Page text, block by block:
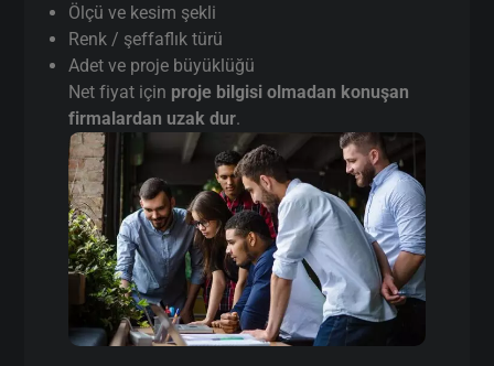
Ölçü ve kesim şekli
Renk / şeffaflık türü
Adet ve proje büyüklüğü
Net fiyat için proje bilgisi olmadan konuşan
firmalardan uzak dur.